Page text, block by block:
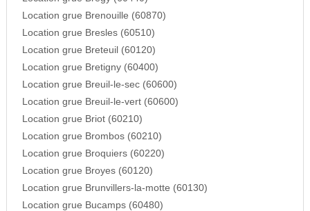
Location grue Brenouille (60870)
Location grue Bresles (60510)
Location grue Breteuil (60120)
Location grue Bretigny (60400)
Location grue Breuil-le-sec (60600)
Location grue Breuil-le-vert (60600)
Location grue Briot (60210)
Location grue Brombos (60210)
Location grue Broquiers (60220)
Location grue Broyes (60120)
Location grue Brunvillers-la-motte (60130)
Location grue Bucamps (60480)